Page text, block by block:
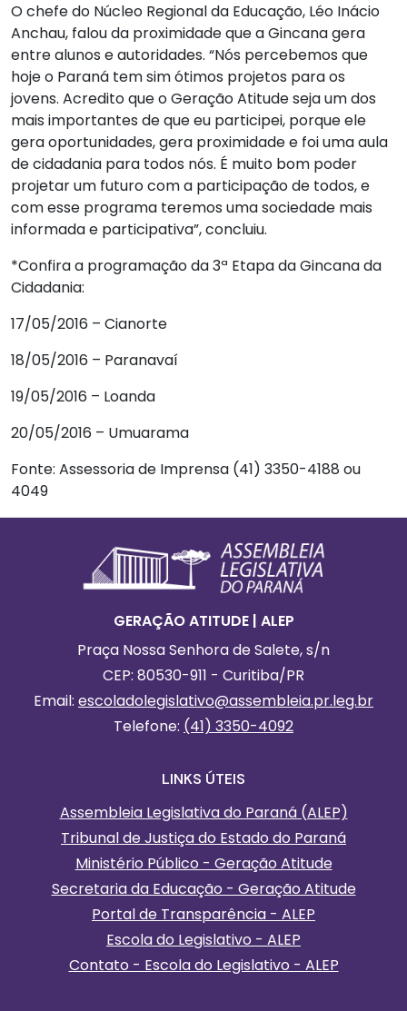
O chefe do Núcleo Regional da Educação, Léo Inácio
Anchau, falou da proximidade que a Gincana gera
entre alunos e autoridades. “Nós percebemos que
hoje o Paraná tem sim ótimos projetos para os
jovens. Acredito que o Geração Atitude seja um dos
mais importantes de que eu participei, porque ele
gera oportunidades, gera proximidade e foi uma aula
de cidadania para todos nós. É muito bom poder
projetar um futuro com a participação de todos, e
com esse programa teremos uma sociedade mais
informada e participativa”, concluiu.
*Confira a programação da 3ª Etapa da Gincana da
Cidadania:
17/05/2016 – Cianorte
18/05/2016 – Paranavaí
19/05/2016 – Loanda
20/05/2016 – Umuarama
Fonte: Assessoria de Imprensa (41) 3350-4188 ou
4049
Informações Gerais
GERAÇÃO ATITUDE | ALEP
Praça Nossa Senhora de Salete, s/n
CEP: 80530-911 - Curitiba/PR
Email: escoladolegislativo@assembleia.pr.leg.br
Telefone: (41) 3350-4092
LINKS ÚTEIS
Assembleia Legislativa do Paraná (ALEP)
Tribunal de Justiça do Estado do Paraná
Ministério Público - Geração Atitude
Secretaria da Educação - Geração Atitude
Portal de Transparência - ALEP
Escola do Legislativo - ALEP
Contato - Escola do Legislativo - ALEP